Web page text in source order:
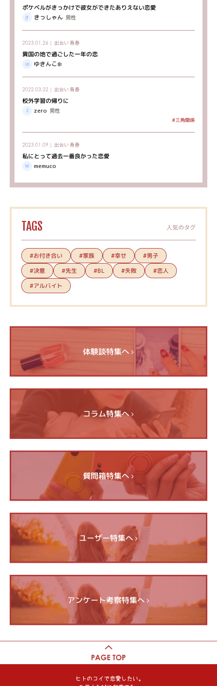
ポケベルがきっかけで彼女ができたありえない恋愛
きっしゃん 男性
2023.01.26｜ 出会い 青春
異国の地で過ごした一年の恋
ゆきんこ❄️
2022.03.22｜ 出会い 青春
校外学習の帰りに
zero 男性
#三角関係
2023.01.09｜ 出会い 青春
私にとって過去一番良かった恋愛
memuco
TAGS 人気のタグ
#お付き合い #家族 #幸せ
#男子
#決意
#先生 #BL #失敗 #恋人
#アルバイト
体験談特集へ
コラム特集へ
質問箱特集へ
ユーザー特集へ
アンケート考察特集へ